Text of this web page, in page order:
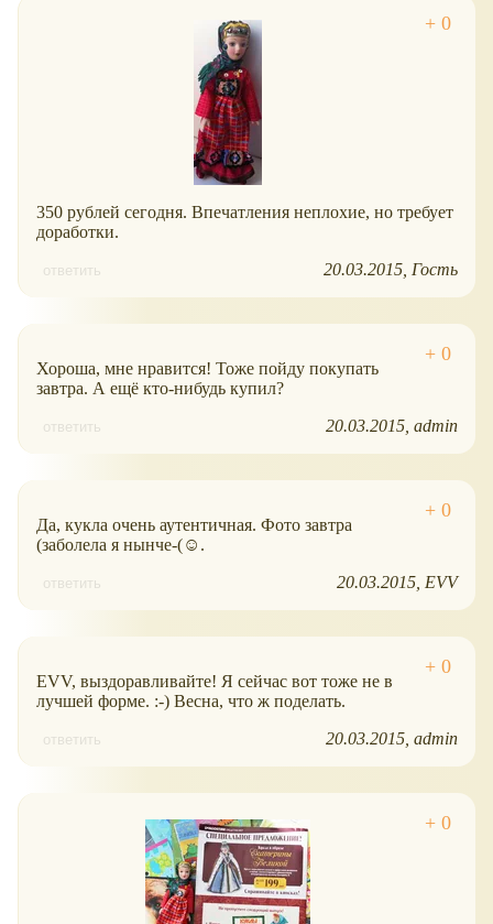
350 рублей сегодня. Впечатления неплохие, но требует
доработки.
ответить 20.03.2015 Гость
Хороша, мне нравится! Тоже пойду покупать
завтра. А ещё кто-нибудь купил?
ответить 20.03.2015 admin
Да, кукла очень аутентичная. Фото завтра
(заболела я нынче-(☺.
ответить 20.03.2015 EVV
EVV, выздоравливайте! Я сейчас вот тоже не в
лучшей форме. :-) Весна, что ж поделать.
ответить 20.03.2015 admin